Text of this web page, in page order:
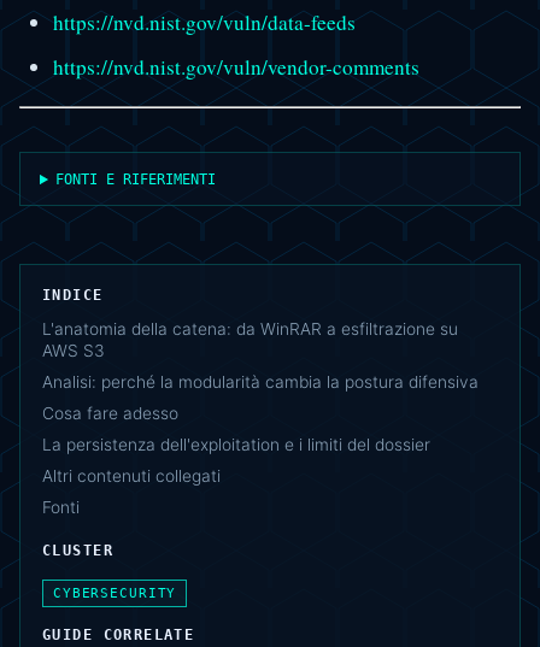
https://nvd.nist.gov/vuln/data-feeds
https://nvd.nist.gov/vuln/vendor-comments
FONTI E RIFERIMENTI
INDICE
L'anatomia della catena: da WinRAR a esfiltrazione su
AWS S3
Analisi: perché la modularità cambia la postura difensiva
Cosa fare adesso
La persistenza dell'exploitation e i limiti del dossier
Altri contenuti collegati
Fonti
CLUSTER
CYBERSECURITY
GUIDE CORRELATE